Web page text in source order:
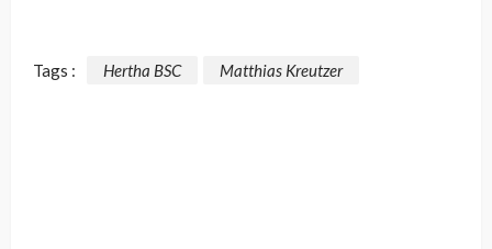
Tags : Hertha BSC Matthias Kreutzer